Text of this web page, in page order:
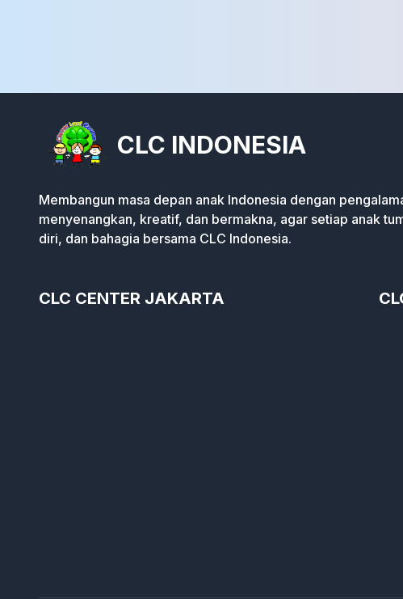
CLC INDONESIA
Membangun masa depan anak Indonesia dengan
menyenangkan, kreatif, dan bermakna, agar setiap anak
diri, dan bahagia bersama CLC Indonesia.
CLC CENTER JAKARTA